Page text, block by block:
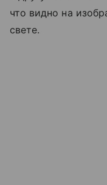
что видно на
свете.